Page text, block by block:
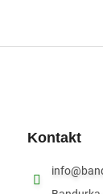
Kontakt
info@